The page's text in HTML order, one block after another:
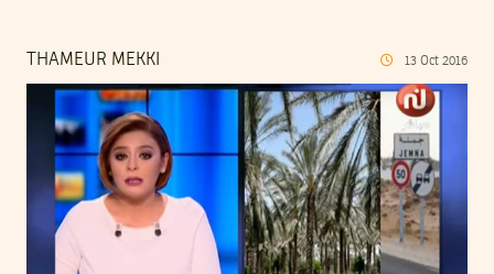
THAMEUR MEKKI 13 Oct 2016